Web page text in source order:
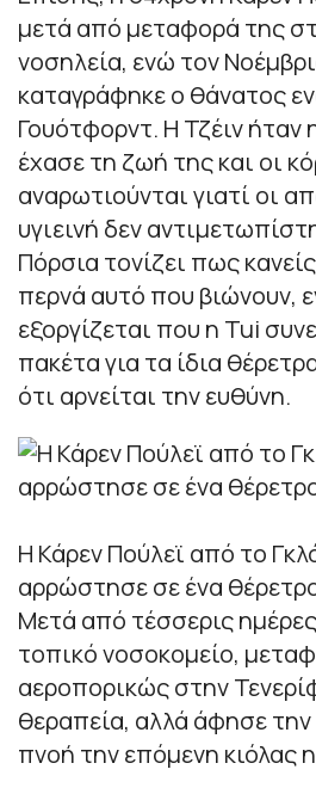
μετά από μεταφορά της
νοσηλεία, ενώ τον
καταγράφηκε ο θάνατος
Γουότφορντ. Η Τζέιν
έχασε τη ζωή της και οι
αναρωτιούνται γιατί οι
υγιεινή δεν
Πόρσια τονίζει πως
περνά αυτό που βιώνουν,
εξοργίζεται που η Tui
πακέτα για τα ίδια
ότι αρνείται την ευθύνη.
Η Κάρεν Πούλεϊ από το
αρρώστησε σε ένα
Μετά από τέσσερις
τοπικό νοσοκομείο,
αεροπορικώς στην
θεραπεία, αλλά άφησε την
πνοή την επόμενη κιόλας